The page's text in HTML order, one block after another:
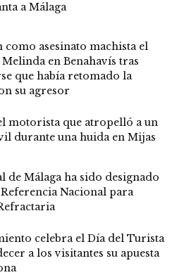
a Málaga
como asesinato machista el
en Benahavís tras
que había retomado la
su agresor
motorista que atropelló a un
durante una huida en Mijas
de Málaga ha sido designado
Nacional para
celebra el Día del Turista
a los visitantes su apuesta